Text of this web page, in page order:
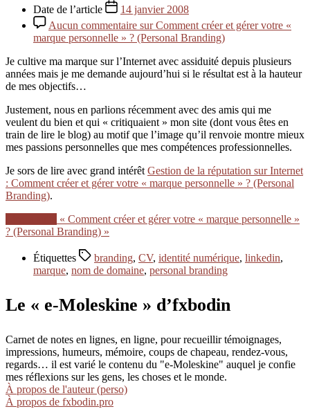
Date de l’article
14 janvier 2008
Aucun commentaire sur Comment créer et gérer votre «
marque personnelle » ? (Personal Branding)
Je cultive ma marque sur l’Internet avec assiduité depuis plusieurs
années mais je me demande aujourd’hui si le résultat est à la hauteur
de mes objectifs…
Justement, nous en parlions récemment avec des amis qui me
veulent du bien et qui « critiquaient » mon site (dont vous êtes en
train de lire le blog) au motif que l’image qu’il renvoie montre mieux
mes passions personnelles que mes compétences professionnelles.
Je sors de lire avec grand intérêt Gestion de la réputation sur Internet
: Comment créer et gérer votre « marque personnelle » ? (Personal
Branding).
« Comment créer et gérer votre « marque personnelle »
? (Personal Branding) »
Étiquettes branding, CV, identité numérique, linkedin,
marque, nom de domaine, personal branding
Le « e-Moleskine » d’fxbodin
Carnet de notes en lignes, en ligne, pour recueillir témoignages,
impressions, humeurs, mémoire, coups de chapeau, rendez-vous,
regards… il est varié le contenu du "e-Moleskine" auquel je confie
mes réflexions sur les gens, les choses et le monde.
À propos de l'auteur (perso)
À propos de fxbodin.pro